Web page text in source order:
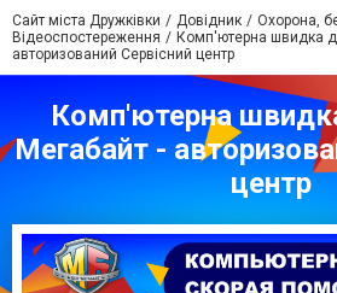
Сайт міста Дружківки Довідник
Охорона,
Відеоспостереження
Комп'ютерна швидка
авторизований Сервісний центр
Комп'ютерна
Мегабайт -
центр